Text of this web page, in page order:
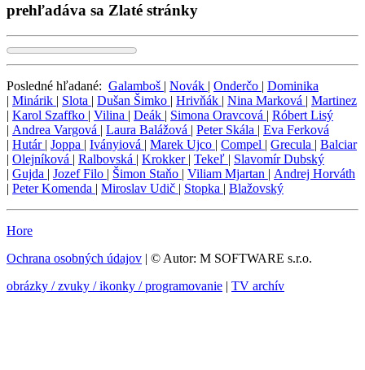
prehľadáva sa Zlaté stránky
Posledné hľadané: Galamboš | Novák | Onderčo | Dominika
| Minárik | Slota | Dušan Šimko | Hrivňák | Nina Marková | Martinez
| Karol Szaffko | Vilina | Deák | Simona Oravcová | Róbert Lisý
| Andrea Vargová | Laura Balážová | Peter Skála | Eva Ferková
| Hutár | Joppa | Iványiová | Marek Ujco | Compel | Grecula | Balciar
| Olejníková | Ralbovská | Krokker | Tekeľ | Slavomír Dubský
| Gujda | Jozef Filo | Šimon Staňo | Viliam Mjartan | Andrej Horváth
| Peter Komenda | Miroslav Udič | Stopka | Blažovský
Hore
Ochrana osobných údajov | © Autor: M SOFTWARE s.r.o.
obrázky / zvuky / ikonky / programovanie | TV archív